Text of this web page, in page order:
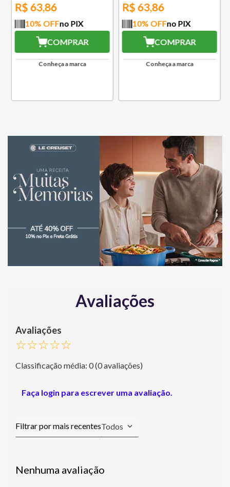
R$ 63,86
10% OFFno PIX
COMPRAR
Conheça a marca
R$ 63,86
10% OFFno PIX
COMPRAR
Conheça a marca
Avaliações
☆☆☆☆☆
Classificação média: 0(0 avaliações)
Faça login para escrever uma avaliação.
Todos
Nenhuma avaliação